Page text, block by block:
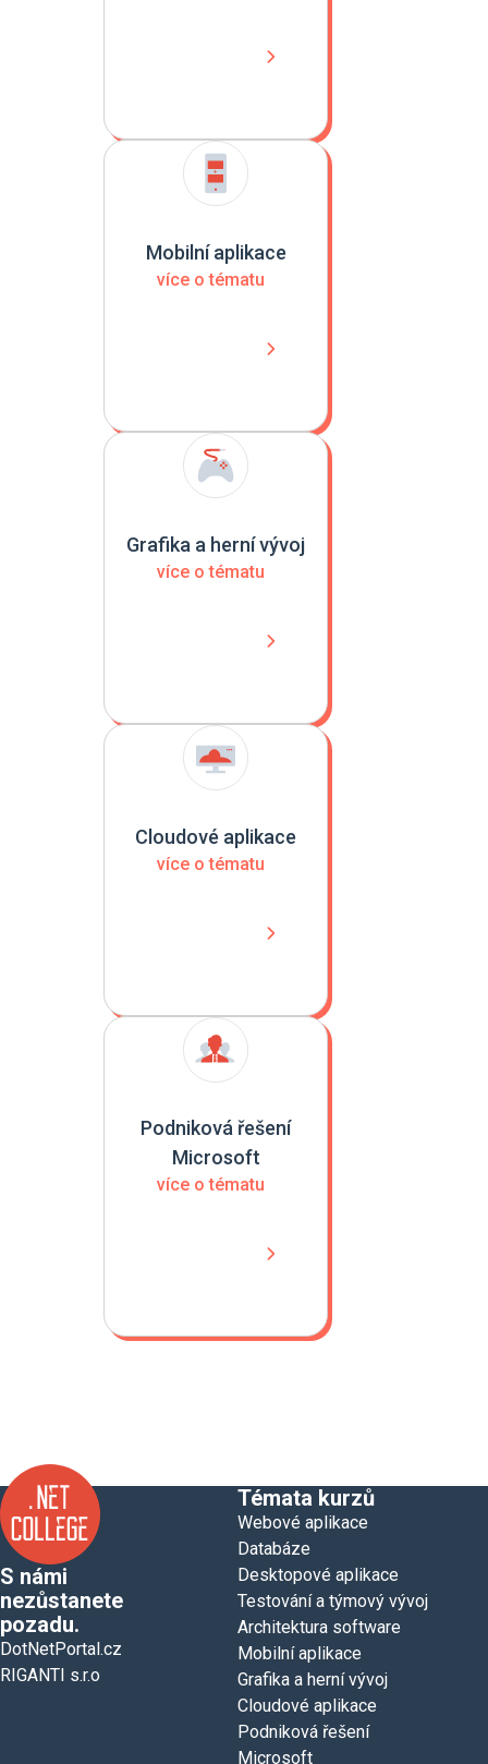
Mobilní aplikace
více o tématu
Grafika a herní vývoj
více o tématu
Cloudové aplikace
více o tématu
Podniková řešení
Microsoft
více o tématu
S námi
nezůstanete
pozadu.
DotNetPortal.cz
RIGANTI s.r.o
Témata kurzů
Webové aplikace
Databáze
Desktopové aplikace
Testování a týmový vývoj
Architektura software
Mobilní aplikace
Grafika a herní vývoj
Cloudové aplikace
Podniková řešení
Microsoft